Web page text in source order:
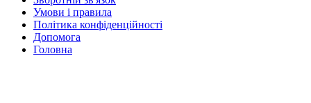
Умови і правила
Політика конфіденційності
Дoпoмoга
Головна